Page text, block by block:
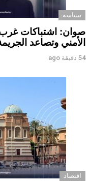
سياسة
صوان: اشتباكات غرب
الأمني وتصاعد
54 دقيقة ago
اقتصاد